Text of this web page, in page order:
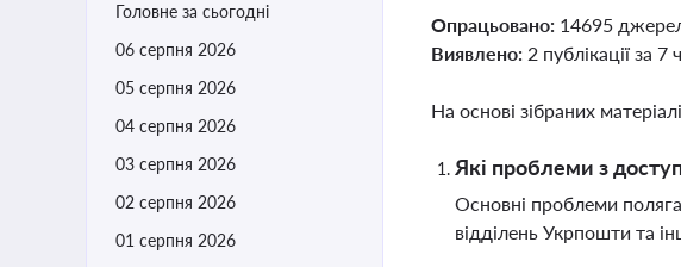
Головне за сьогодні
06 серпня 2026
05 серпня 2026
04 серпня 2026
03 серпня 2026
02 серпня 2026
01 серпня 2026
Опрацьовано: 14695
Виявлено: 2 публікації за 7
На основі зібраних
Які проблеми з
Основні проблеми
відділень Укрпошти та